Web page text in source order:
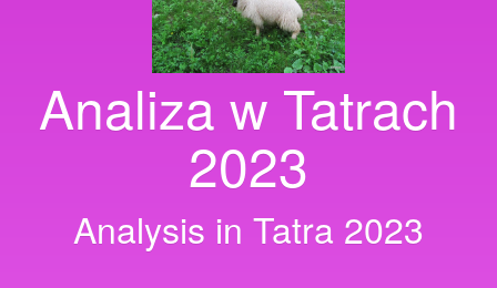
Analiza w Tatrach
2023
Analysis in Tatra 2023